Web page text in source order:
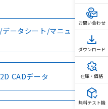
ータシート/マニュ
2D CADデータ
お問い合わせ
ダウンロード
在庫・価格
無料テスト機